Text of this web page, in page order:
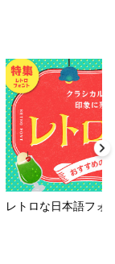
レトロな日本語フォ